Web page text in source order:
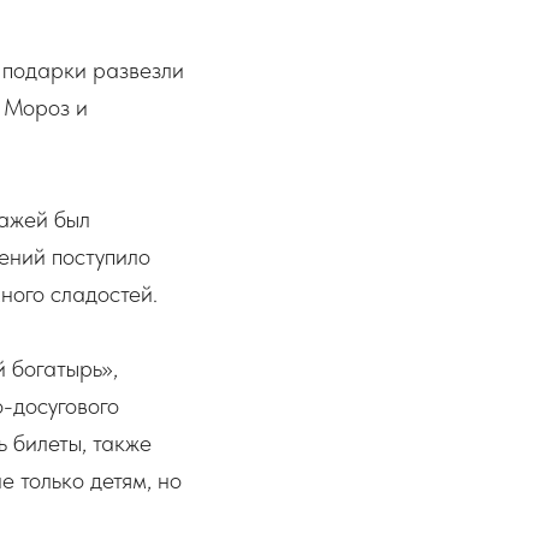
развезли
Мороз и
был
поступило
сладостей.
богатырь»,
билеты, также
только детям, но